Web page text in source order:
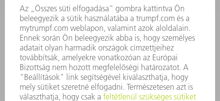
Szerszám
3628576045
08.00 - 16.30
szerszam@hu.trumpf.com
KAPCSOLAT
Alkatrész
3628576035
08.00 - 16.30
alkatresz@hu.trumpf.com